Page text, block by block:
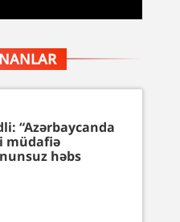
“Azərbaycanda
müdafiə
həbs